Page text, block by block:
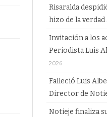
Risaralda
hizo de la verdad
Invitación a los
Periodista Luis
2026
Falleció Luis
Director de
Notieje finaliza